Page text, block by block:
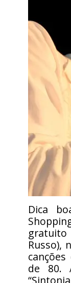
Dica
gratuito
Russo),
de 80.